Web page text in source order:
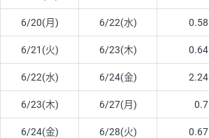
6/20(月) 6/22(水) 0.58
6/21(火) 6/23(木) 0.64
6/22(水) 6/24(金) 2.24
6/23(木) 6/27(月) 0.7
6/24(金) 6/28(火) 0.67